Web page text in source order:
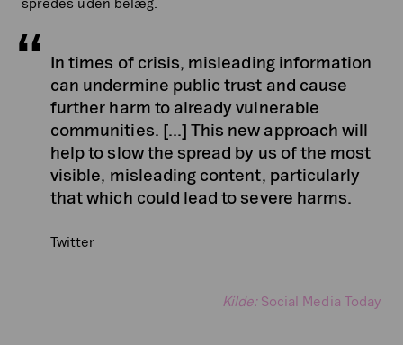
In times of crisis, misleading information
can undermine public trust and cause
further harm to already vulnerable
communities. […] This new approach will
help to slow the spread by us of the most
visible, misleading content, particularly
that which could lead to severe harms.
Twitter
Kilde: Social Media Today